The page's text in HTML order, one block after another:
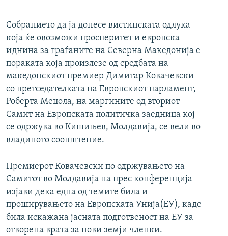
Собранието да ја донесе вистинската одлука
која ќе овозможи просперитет и европска
иднина за граѓаните на Северна Македонија е
пораката која произлезе од средбата на
македонскиот премиер Димитар Ковачевски
со претседателката на Европскиот парламент,
Роберта Мецола, на маргините од вториот
Самит на Европската политичка заедница кој
се одржува во Кишињев, Молдавија, се вели во
владиното соопштение.
Премиерот Ковачевски по одржувањето на
Самитот во Молдавија на прес конференција
изјави дека една од темите била и
проширувањето на Европската Унија(ЕУ), каде
била искажана јасната подготвеност на ЕУ за
отворена врата за нови земји членки.